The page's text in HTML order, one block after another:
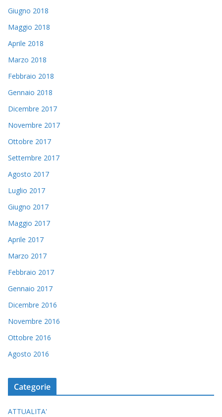
Giugno 2018
Maggio 2018
Aprile 2018
Marzo 2018
Febbraio 2018
Gennaio 2018
Dicembre 2017
Novembre 2017
Ottobre 2017
Settembre 2017
Agosto 2017
Luglio 2017
Giugno 2017
Maggio 2017
Aprile 2017
Marzo 2017
Febbraio 2017
Gennaio 2017
Dicembre 2016
Novembre 2016
Ottobre 2016
Agosto 2016
Categorie
ATTUALITA'